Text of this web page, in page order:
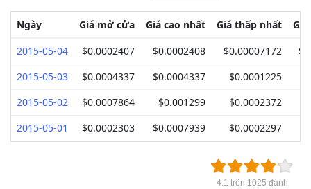
Ngày Giá mở cửa Giá cao nhất Giá thấp nhất
2015-05-04
$0.0002407 $0.0002408 $0.00007172
2015-05-03
$0.0004337 $0.0004337 $0.0001225
2015-05-02
$0.0007864 $0.001299 $0.0002372
2015-05-01
$0.0002303 $0.0007939 $0.0002297
4.1 trên 1025 đánh